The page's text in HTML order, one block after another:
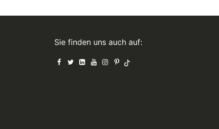
Sie finden uns auch auf: